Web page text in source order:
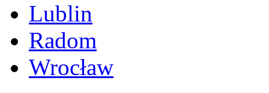
Lublin
Radom
Wrocław